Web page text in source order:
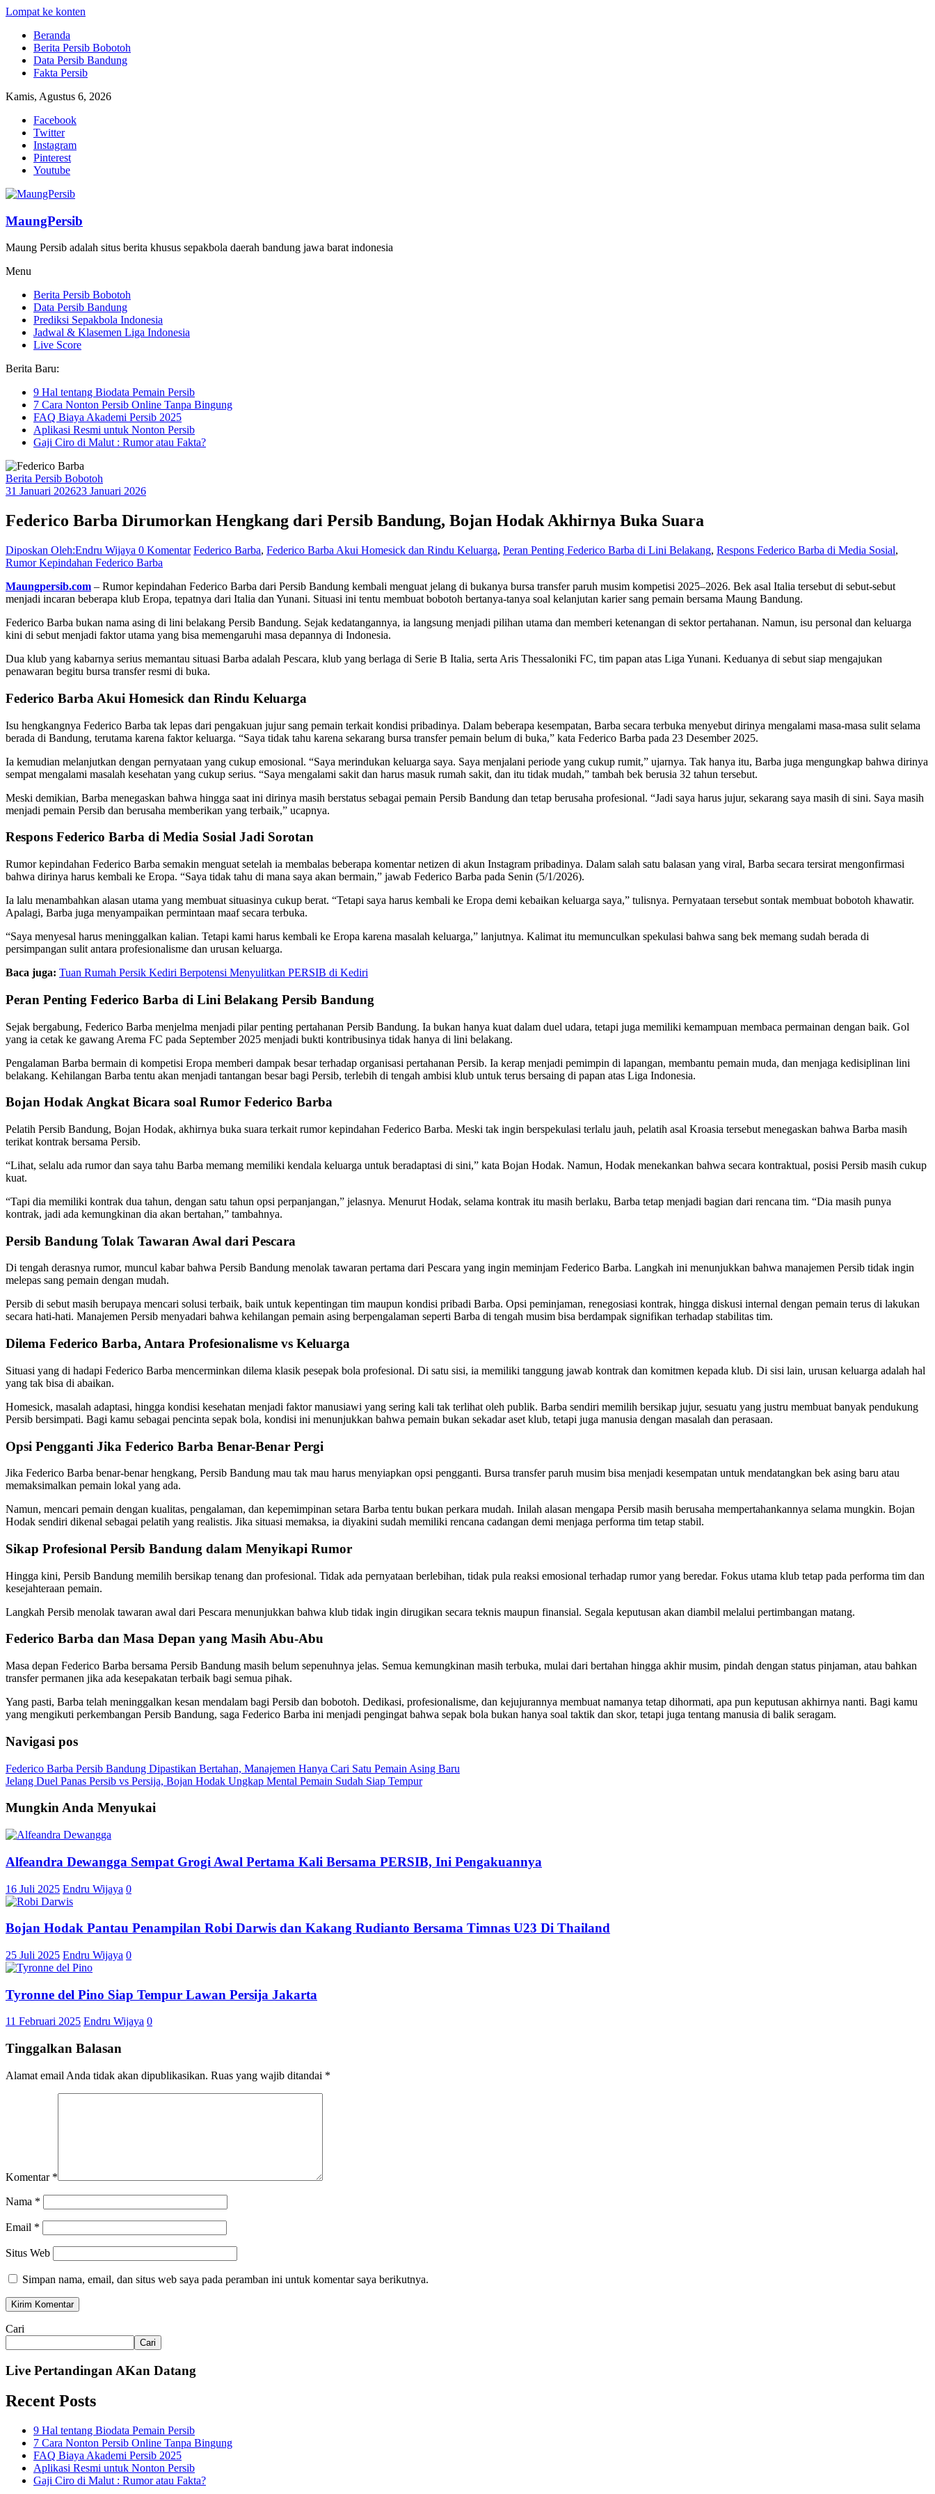
Lompat ke konten
Beranda
Berita Persib Bobotoh
Data Persib Bandung
Fakta Persib
Kamis, Agustus 6, 2026
Facebook
Twitter
Instagram
Pinterest
Youtube
MaungPersib
Maung Persib adalah situs berita khusus sepakbola daerah bandung jawa barat indonesia
Menu
Berita Persib Bobotoh
Data Persib Bandung
Prediksi Sepakbola Indonesia
Jadwal & Klasemen Liga Indonesia
Live Score
Berita Baru:
9 Hal tentang Biodata Pemain Persib
7 Cara Nonton Persib Online Tanpa Bingung
FAQ Biaya Akademi Persib 2025
Aplikasi Resmi untuk Nonton Persib
Gaji Ciro di Malut : Rumor atau Fakta?
Berita Persib Bobotoh
31 Januari 202623 Januari 2026
Federico Barba Dirumorkan Hengkang dari Persib Bandung, Bojan Hodak Akhirnya Buka Suara
Diposkan Oleh:Endru Wijaya 0 Komentar Federico Barba, Federico Barba Akui Homesick dan Rindu Keluarga, Peran Penting Federico Barba di Lini Belakang, Respons Federico Barba di Media Sosial,
Rumor Kepindahan Federico Barba
Maungpersib.com – Rumor kepindahan Federico Barba dari Persib Bandung kembali menguat jelang di bukanya bursa transfer paruh musim kompetisi 2025–2026. Bek asal Italia tersebut di sebut-sebut
menjadi incaran beberapa klub Eropa, tepatnya dari Italia dan Yunani. Situasi ini tentu membuat bobotoh bertanya-tanya soal kelanjutan karier sang pemain bersama Maung Bandung.
Federico Barba bukan nama asing di lini belakang Persib Bandung. Sejak kedatangannya, ia langsung menjadi pilihan utama dan memberi ketenangan di sektor pertahanan. Namun, isu personal dan keluarga
kini di sebut menjadi faktor utama yang bisa memengaruhi masa depannya di Indonesia.
Dua klub yang kabarnya serius memantau situasi Barba adalah Pescara, klub yang berlaga di Serie B Italia, serta Aris Thessaloniki FC, tim papan atas Liga Yunani. Keduanya di sebut siap mengajukan
penawaran begitu bursa transfer resmi di buka.
Federico Barba Akui Homesick dan Rindu Keluarga
Isu hengkangnya Federico Barba tak lepas dari pengakuan jujur sang pemain terkait kondisi pribadinya. Dalam beberapa kesempatan, Barba secara terbuka menyebut dirinya mengalami masa-masa sulit selama
berada di Bandung, terutama karena faktor keluarga. “Saya tidak tahu karena sekarang bursa transfer pemain belum di buka,” kata Federico Barba pada 23 Desember 2025.
Ia kemudian melanjutkan dengan pernyataan yang cukup emosional. “Saya merindukan keluarga saya. Saya menjalani periode yang cukup rumit,” ujarnya. Tak hanya itu, Barba juga mengungkap bahwa dirinya
sempat mengalami masalah kesehatan yang cukup serius. “Saya mengalami sakit dan harus masuk rumah sakit, dan itu tidak mudah,” tambah bek berusia 32 tahun tersebut.
Meski demikian, Barba menegaskan bahwa hingga saat ini dirinya masih berstatus sebagai pemain Persib Bandung dan tetap berusaha profesional. “Jadi saya harus jujur, sekarang saya masih di sini. Saya masih
menjadi pemain Persib dan berusaha memberikan yang terbaik,” ucapnya.
Respons Federico Barba di Media Sosial Jadi Sorotan
Rumor kepindahan Federico Barba semakin menguat setelah ia membalas beberapa komentar netizen di akun Instagram pribadinya. Dalam salah satu balasan yang viral, Barba secara tersirat mengonfirmasi
bahwa dirinya harus kembali ke Eropa. “Saya tidak tahu di mana saya akan bermain,” jawab Federico Barba pada Senin (5/1/2026).
Ia lalu menambahkan alasan utama yang membuat situasinya cukup berat. “Tetapi saya harus kembali ke Eropa demi kebaikan keluarga saya,” tulisnya. Pernyataan tersebut sontak membuat bobotoh khawatir.
Apalagi, Barba juga menyampaikan permintaan maaf secara terbuka.
“Saya menyesal harus meninggalkan kalian. Tetapi kami harus kembali ke Eropa karena masalah keluarga,” lanjutnya. Kalimat itu memunculkan spekulasi bahwa sang bek memang sudah berada di
persimpangan sulit antara profesionalisme dan urusan keluarga.
Baca juga: Tuan Rumah Persik Kediri Berpotensi Menyulitkan PERSIB di Kediri
Peran Penting Federico Barba di Lini Belakang Persib Bandung
Sejak bergabung, Federico Barba menjelma menjadi pilar penting pertahanan Persib Bandung. Ia bukan hanya kuat dalam duel udara, tetapi juga memiliki kemampuan membaca permainan dengan baik. Gol
yang ia cetak ke gawang Arema FC pada September 2025 menjadi bukti kontribusinya tidak hanya di lini belakang.
Pengalaman Barba bermain di kompetisi Eropa memberi dampak besar terhadap organisasi pertahanan Persib. Ia kerap menjadi pemimpin di lapangan, membantu pemain muda, dan menjaga kedisiplinan lini
belakang. Kehilangan Barba tentu akan menjadi tantangan besar bagi Persib, terlebih di tengah ambisi klub untuk terus bersaing di papan atas Liga Indonesia.
Bojan Hodak Angkat Bicara soal Rumor Federico Barba
Pelatih Persib Bandung, Bojan Hodak, akhirnya buka suara terkait rumor kepindahan Federico Barba. Meski tak ingin berspekulasi terlalu jauh, pelatih asal Kroasia tersebut menegaskan bahwa Barba masih
terikat kontrak bersama Persib.
“Lihat, selalu ada rumor dan saya tahu Barba memang memiliki kendala keluarga untuk beradaptasi di sini,” kata Bojan Hodak. Namun, Hodak menekankan bahwa secara kontraktual, posisi Persib masih cukup
kuat.
“Tapi dia memiliki kontrak dua tahun, dengan satu tahun opsi perpanjangan,” jelasnya. Menurut Hodak, selama kontrak itu masih berlaku, Barba tetap menjadi bagian dari rencana tim. “Dia masih punya
kontrak, jadi ada kemungkinan dia akan bertahan,” tambahnya.
Persib Bandung Tolak Tawaran Awal dari Pescara
Di tengah derasnya rumor, muncul kabar bahwa Persib Bandung menolak tawaran pertama dari Pescara yang ingin meminjam Federico Barba. Langkah ini menunjukkan bahwa manajemen Persib tidak ingin
melepas sang pemain dengan mudah.
Persib di sebut masih berupaya mencari solusi terbaik, baik untuk kepentingan tim maupun kondisi pribadi Barba. Opsi peminjaman, renegosiasi kontrak, hingga diskusi internal dengan pemain terus di lakukan
secara hati-hati. Manajemen Persib menyadari bahwa kehilangan pemain asing berpengalaman seperti Barba di tengah musim bisa berdampak signifikan terhadap stabilitas tim.
Dilema Federico Barba, Antara Profesionalisme vs Keluarga
Situasi yang di hadapi Federico Barba mencerminkan dilema klasik pesepak bola profesional. Di satu sisi, ia memiliki tanggung jawab kontrak dan komitmen kepada klub. Di sisi lain, urusan keluarga adalah hal
yang tak bisa di abaikan.
Homesick, masalah adaptasi, hingga kondisi kesehatan menjadi faktor manusiawi yang sering kali tak terlihat oleh publik. Barba sendiri memilih bersikap jujur, sesuatu yang justru membuat banyak pendukung
Persib bersimpati. Bagi kamu sebagai pencinta sepak bola, kondisi ini menunjukkan bahwa pemain bukan sekadar aset klub, tetapi juga manusia dengan masalah dan perasaan.
Opsi Pengganti Jika Federico Barba Benar-Benar Pergi
Jika Federico Barba benar-benar hengkang, Persib Bandung mau tak mau harus menyiapkan opsi pengganti. Bursa transfer paruh musim bisa menjadi kesempatan untuk mendatangkan bek asing baru atau
memaksimalkan pemain lokal yang ada.
Namun, mencari pemain dengan kualitas, pengalaman, dan kepemimpinan setara Barba tentu bukan perkara mudah. Inilah alasan mengapa Persib masih berusaha mempertahankannya selama mungkin. Bojan
Hodak sendiri dikenal sebagai pelatih yang realistis. Jika situasi memaksa, ia diyakini sudah memiliki rencana cadangan demi menjaga performa tim tetap stabil.
Sikap Profesional Persib Bandung dalam Menyikapi Rumor
Hingga kini, Persib Bandung memilih bersikap tenang dan profesional. Tidak ada pernyataan berlebihan, tidak pula reaksi emosional terhadap rumor yang beredar. Fokus utama klub tetap pada performa tim dan
kesejahteraan pemain.
Langkah Persib menolak tawaran awal dari Pescara menunjukkan bahwa klub tidak ingin dirugikan secara teknis maupun finansial. Segala keputusan akan diambil melalui pertimbangan matang.
Federico Barba dan Masa Depan yang Masih Abu-Abu
Masa depan Federico Barba bersama Persib Bandung masih belum sepenuhnya jelas. Semua kemungkinan masih terbuka, mulai dari bertahan hingga akhir musim, pindah dengan status pinjaman, atau bahkan
transfer permanen jika ada kesepakatan terbaik bagi semua pihak.
Yang pasti, Barba telah meninggalkan kesan mendalam bagi Persib dan bobotoh. Dedikasi, profesionalisme, dan kejujurannya membuat namanya tetap dihormati, apa pun keputusan akhirnya nanti. Bagi kamu
yang mengikuti perkembangan Persib Bandung, saga Federico Barba ini menjadi pengingat bahwa sepak bola bukan hanya soal taktik dan skor, tetapi juga tentang manusia di balik seragam.
Navigasi pos
Federico Barba Persib Bandung Dipastikan Bertahan, Manajemen Hanya Cari Satu Pemain Asing Baru
Jelang Duel Panas Persib vs Persija, Bojan Hodak Ungkap Mental Pemain Sudah Siap Tempur
Mungkin Anda Menyukai
Alfeandra Dewangga Sempat Grogi Awal Pertama Kali Bersama PERSIB, Ini Pengakuannya
16 Juli 2025 Endru Wijaya 0
Bojan Hodak Pantau Penampilan Robi Darwis dan Kakang Rudianto Bersama Timnas U23 Di Thailand
25 Juli 2025 Endru Wijaya 0
Tyronne del Pino Siap Tempur Lawan Persija Jakarta
11 Februari 2025 Endru Wijaya 0
Tinggalkan Balasan
Alamat email Anda tidak akan dipublikasikan. Ruas yang wajib ditandai *
Komentar *
Nama *
Email *
Situs Web
Simpan nama, email, dan situs web saya pada peramban ini untuk komentar saya berikutnya.
Cari
Cari
Live Pertandingan AKan Datang
Recent Posts
9 Hal tentang Biodata Pemain Persib
7 Cara Nonton Persib Online Tanpa Bingung
FAQ Biaya Akademi Persib 2025
Aplikasi Resmi untuk Nonton Persib
Gaji Ciro di Malut : Rumor atau Fakta?